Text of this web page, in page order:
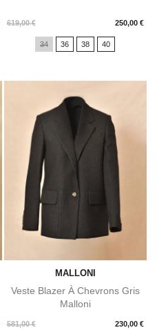
619,00 € 250,00 €
Prix
34 36 38 40
MALLONI
Veste Blazer À Chevrons Gris
Malloni
581,00 € 230,00 €
Prix